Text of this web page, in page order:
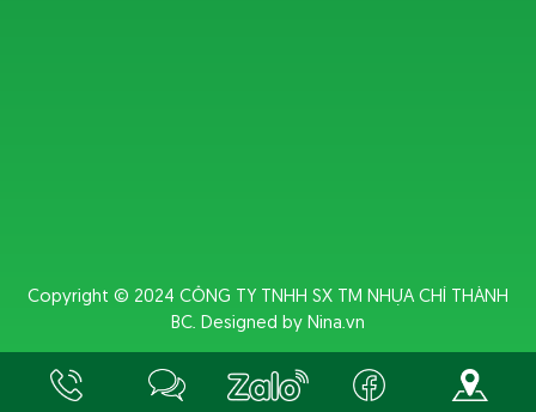
Copyright © 2024 CÔNG TY TNHH SX TM NHỰA CHÍ THÀNH
BC. Designed by Nina.vn